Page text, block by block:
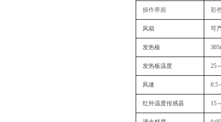
操作界面‌ 彩
风箱 可
发热板
发热板温度 25
风速 0.5
红外温度传感器 15